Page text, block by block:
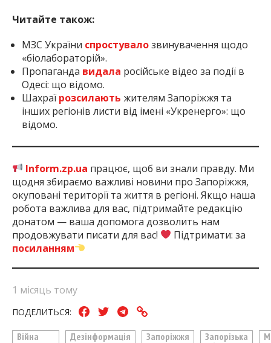
Читайте також:
МЗС України спростувалозвинувачення щодо
«біолабораторій».
Пропаганда видала російське відео за події в
Одесі: що відомо.
Шахраї розсилають жителям Запоріжжя та
інших регіонів листи від імені «Укренерго»: що
відомо.
Inform.zp.ua працює, щоб ви знали правду. Ми
щодня збираємо важливі новини про Запоріжжя,
окуповані території та життя в регіоні. Якщо наша
робота важлива для вас, підтримайте редакцію
донатом — ваша допомога дозволить нам
продовжувати писати для вас!
Підтримати: за
посиланням
1 місяць тому
ПОДЕЛИТЬСЯ:
Війна
Дезінформація Запоріжжя
Запорізька